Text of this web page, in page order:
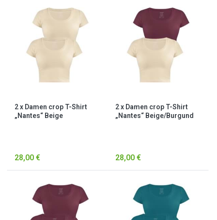
2 x Damen crop T-Shirt
„Nantes“ Beige
28,00 €
2 x Damen crop T-Shirt
„Nantes“ Beige/Burgund
28,00 €